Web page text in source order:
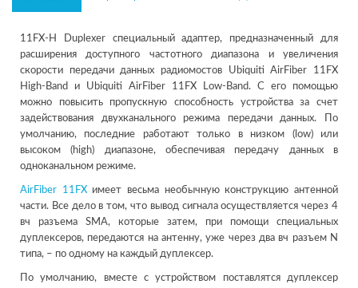
11FX-H Duplexer специальный адаптер, предназначенный для
расширения доступного частотного диапазона и увеличения
скорости передачи данных радиомостов Ubiquiti AirFiber 11FX
High-Band и Ubiquiti AirFiber 11FX Low-Band. С его помощью
можно повысить пропускную способность устройства за счет
задействования двухканального режима передачи данных. По
умолчанию, последние работают только в низком (low) или
высоком (high) диапазоне, обеспечивая передачу данных в
одноканальном режиме.
AirFiber 11FX имеет весьма необычную конструкцию антенной
части. Все дело в том, что вывод сигнала осуществляется через 4
вч разъема SMA, которые затем, при помощи специальных
дуплексеров, передаются на антенну, уже через два вч разъем N
типа, – по одному на каждый дуплексер.
По умолчанию, вместе с устройством поставлятся дуплексер